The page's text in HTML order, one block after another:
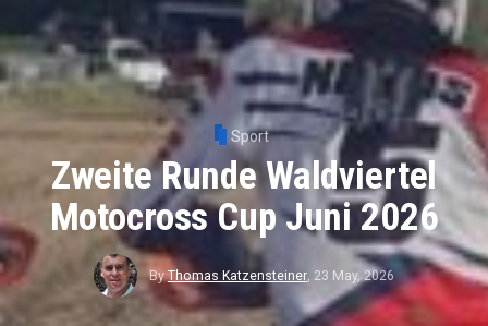
Sport
Zweite Runde Waldviertel
Motocross Cup Juni 2026
ByThomas Katzensteiner, 23 May, 2026